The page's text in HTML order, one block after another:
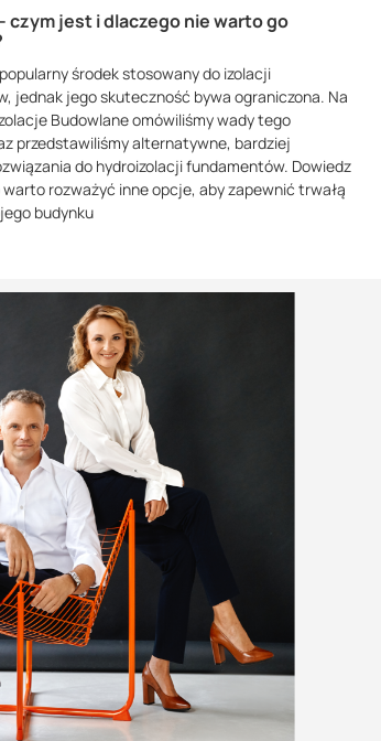
czym jest i dlaczego nie warto go
środek stosowany do izolacji
jednak jego skuteczność bywa ograniczona. Na
Budowlane omówiliśmy wady tego
przedstawiliśmy alternatywne, bardziej
do hydroizolacji fundamentów. Dowiedz
warto rozważyć inne opcje, aby zapewnić trwałą
budynku